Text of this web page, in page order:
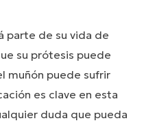
parte de su vida de
su prótesis puede
muñón puede sufrir
es clave en esta
duda que pueda